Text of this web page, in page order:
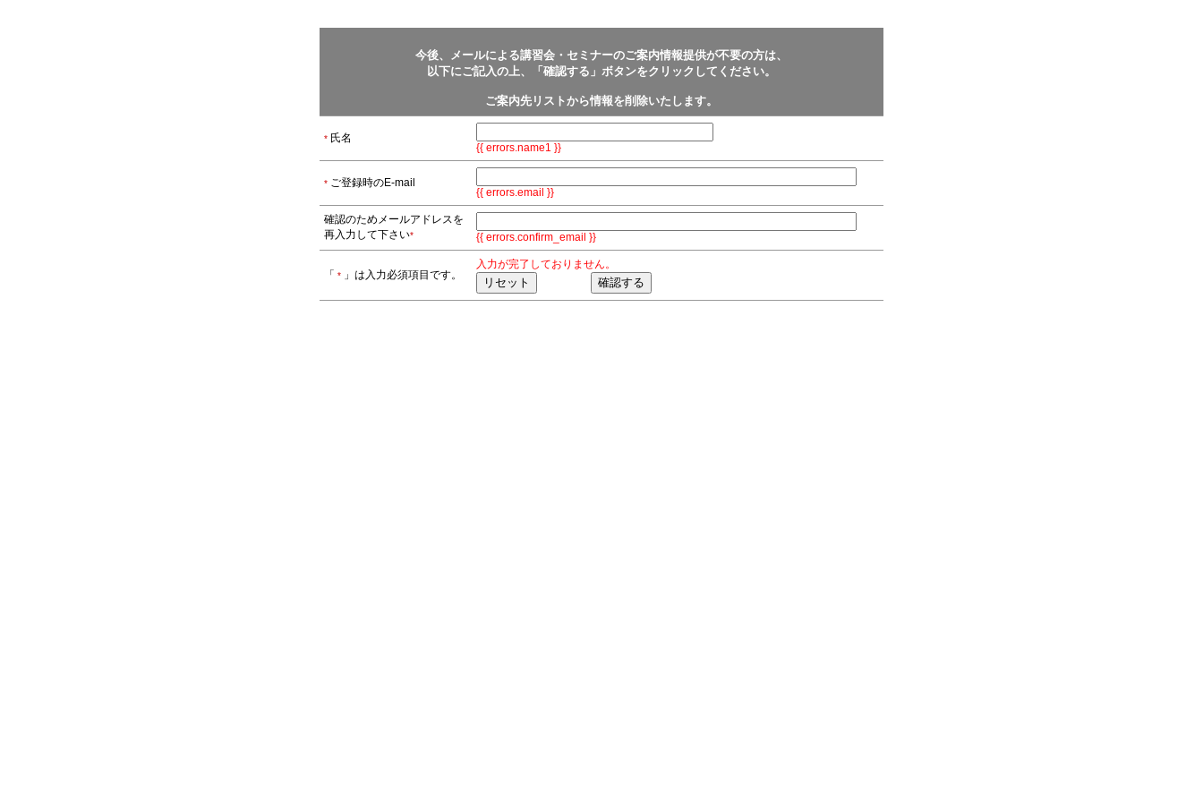
今後、メールによる講習会・セミナーのご案内情報提供が不要の方は、
以下にご記入の上、「確認する」ボタンをクリックしてください。
ご案内先リストから情報を削除いたします。
* 氏名
{{ errors.name1 }}
* ご登録時のE-mail
{{ errors.email }}
確認のためメールアドレスを
再入力して下さい* {{ errors.confirm_email }}
「 * 」は入力必須項目です。
入力が完了しておりません。
確認する